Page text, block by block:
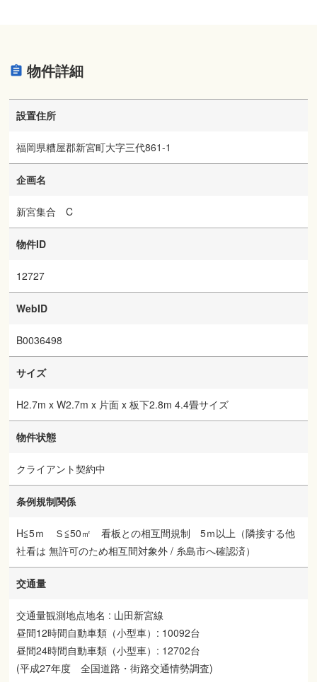
物件詳細
設置住所
福岡県糟屋郡新宮町大字三代861-1
企画名
新宮集合 C
物件ID
12727
WebID
B0036498
サイズ
H2.7m x W2.7m x 片面 x 板下2.8m 4.4畳サイズ
物件状態
クライアント契約中
条例規制関係
H≦5ｍ Ｓ≦50㎡ 看板との相互間規制 5ｍ以上（隣接する他
社看は 無許可のため相互間対象外 / 糸島市へ確認済）
交通量
交通量観測地点地名 : 山田新宮線
昼間12時間自動車類（小型車）: 10092台
昼間24時間自動車類（小型車）: 12702台
(平成27年度 全国道路・街路交通情勢調査)